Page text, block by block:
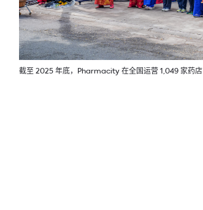
截至 2025 年底，Pharmacity 在全国运营 1,049 家药店